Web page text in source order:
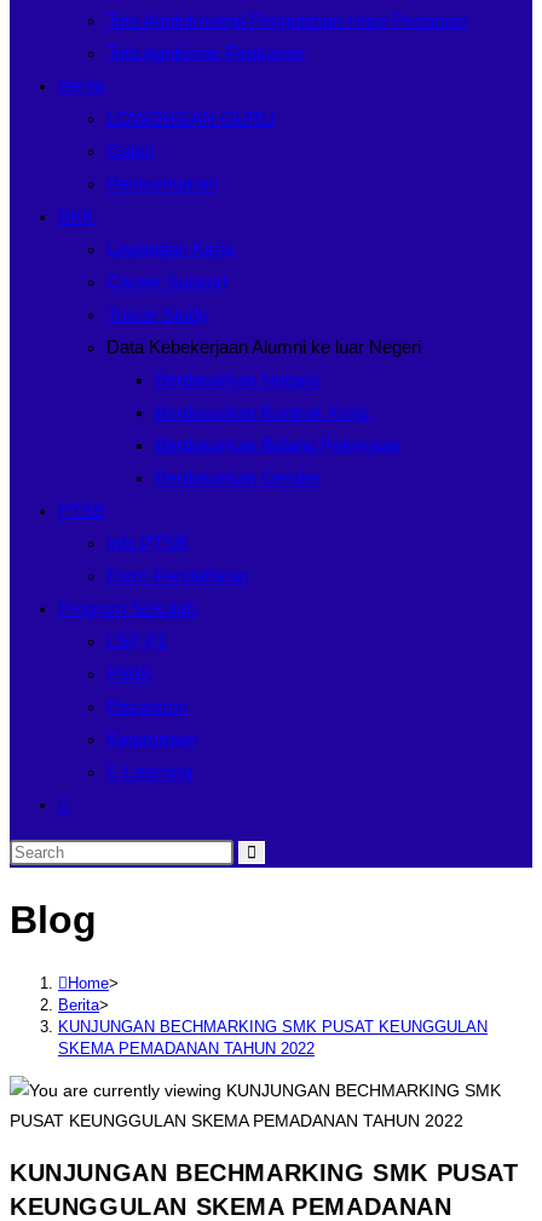
Tefa Agriteknologi Pengolahan Hasil Pertanian
Tefa Agribisnis Perikanan
Berita
LOWONGAN GURU
Galeri
Pengumuman
BKK
Lowongan Kerja
Career Support
Tracer Study
Data Kebekerjaan Alumni ke luar Negeri
Berdasarkan Negara
Berdasarkan Kontrak Kerja
Berdasarkan Bidang Pekerjaan
Berdasarkan Gender
PTSB
Info PTSB
Form Pendaftaran
Program Sekolah
LSP P1
P5BK
Pesantren
Ketarunaan
E-Learning
Blog
Home>
Berita>
KUNJUNGAN BECHMARKING SMK PUSAT KEUNGGULAN
SKEMA PEMADANAN TAHUN 2022
KUNJUNGAN BECHMARKING SMK PUSAT
KEUNGGULAN SKEMA PEMADANAN